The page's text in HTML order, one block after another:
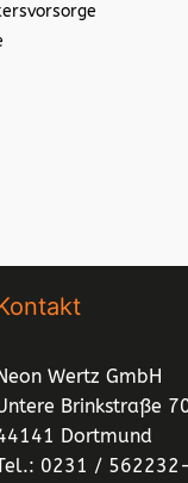
Wertz GmbH
Brinkstraße
Dortmund
0231 /